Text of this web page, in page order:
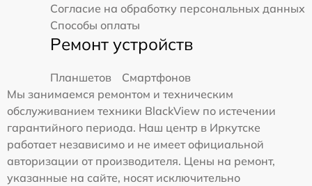
Согласие на обработку персональных данных
Способы оплаты
Ремонт устройств
Планшетов
Смартфонов
Мы занимаемся ремонтом и техническим
обслуживанием техники BlackView по истечении
гарантийного периода. Наш центр в Иркутске
работает независимо и не имеет официальной
авторизации от производителя. Цены на ремонт,
указанные на сайте, носят исключительно